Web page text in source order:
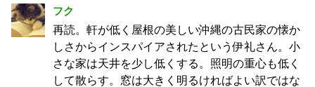
フク
再読。軒が低く屋根の美しい沖縄の古民家の懐か
しさからインスパイアされたという伊礼さん。小
さな家は天井を少し低くする。照明の重心も低く
して散らす。窓は大きく明るければよい訳ではな